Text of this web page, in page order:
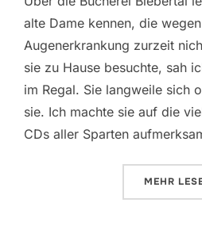
alte Dame kennen, die
Augenerkrankung zurzeit
sie zu Hause besuchte, sah
im Regal. Sie langweile sich
sie. Ich machte sie auf die
CDs aller Sparten
MEHR